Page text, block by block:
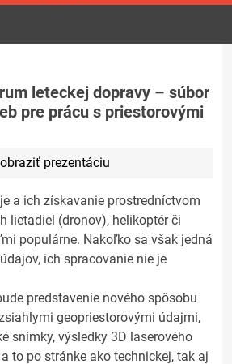
leteckej dopravy – súbor
pre prácu s priestorovými
prezentáciu
a ich získavanie prostredníctvom
lietadiel (dronov), helikoptér či
populárne. Nakoľko sa však jedná
ich spracovanie nie je
predstavenie nového spôsobu
geopriestorovými údajmi,
snímky, výsledky 3D laserového
to po stránke ako technickej, tak aj